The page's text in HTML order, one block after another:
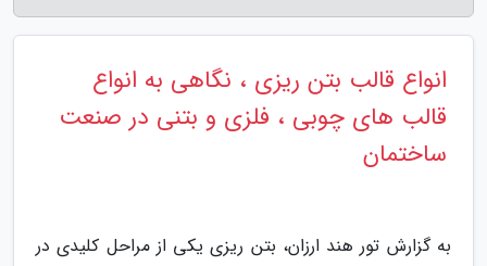
انواع قالب بتن ریزی ، نگاهی به انواع
قالب های چوبی ، فلزی و بتنی در صنعت
ساختمان
به گزارش تور هند ارزان، بتن ریزی یکی از مراحل کلیدی در